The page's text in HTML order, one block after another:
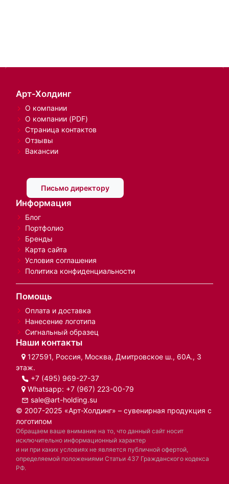
Арт-Холдинг
О компании
О компании (PDF)
Страница контактов
Отзывы
Вакансии
Письмо директору
Информация
Блог
Портфолио
Бренды
Карта сайта
Условия соглашения
Политика конфиденциальности
Помощь
Оплата и доставка
Нанесение логотипа
Сигнальный образец
Наши контакты
127591, Россия, Москва, Дмитровское ш., 60А., 3
этаж.
+7 (495) 969-27-37
Whatsapp: +7 (967) 223-00-79
sale@art-holding.su
© 2007-2025 «Арт-Холдинг» – сувенирная продукция с
логотипом
Обращаем ваше внимание на то, что данный сайт носит
исключительно информационный характер
и ни при каких условиях не является публичной офертой,
определяемой положениями Статьи 437 Гражданского кодекса
РФ.